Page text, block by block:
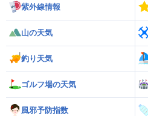
紫外線情報
山の天気
釣り天気
ゴルフ場の天気
風邪予防指数